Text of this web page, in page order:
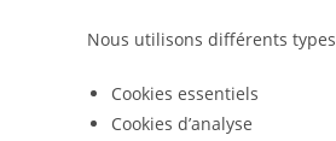
Nous utilisons différents
Cookies essentiels
Cookies d’analyse